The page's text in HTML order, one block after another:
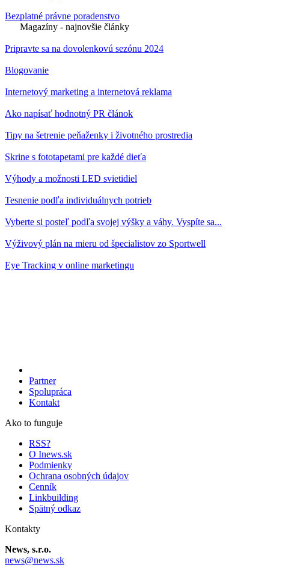
Bezplatné právne poradenstvo
Magazíny - najnovšie články
Pripravte sa na dovolenkovú sezónu 2024
Blogovanie
Internetový marketing a internetová reklama
Ako napísať hodnotný PR článok
Tipy na šetrenie peňaženky i životného prostredia
Skrine s fototapetami pre každé dieťa
Výhody a možnosti LED svietidiel
Tesnenie podľa individuálnych potrieb
Vyberte si posteľ podľa svojej výšky a váhy. Vyspíte sa...
Výživový plán na mieru od špecialistov zo Sportwell
Eye Tracking v online marketingu
Partner
Spolupráca
Kontakt
Ako to funguje
RSS?
O Inews.sk
Podmienky
Ochrana osobných údajov
Cenník
Linkbuilding
Spätný odkaz
Kontakty
News, s.r.o.
news@news.sk